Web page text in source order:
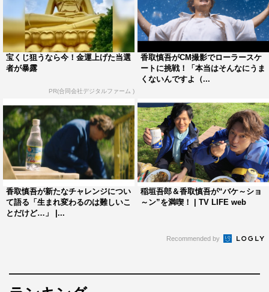
また、本編とは別に、香取の歌唱シーンのみの「レモスパ
サンバ 歌ってみた動画」も、「サントリー天然水」の公
式Twitterアカウントにて、9月16日（木）の夕方に公開予
定だ。
撮影時は本人役に加えて、「レモスパ」のボトル姿の「レ
モスパ慎吾ズ」のメンバーもすべて1人で演じた香取だ
それぞれの微妙なキャラクターや表情の違いを器用に演じ
でいたという。
宝くじ狙うなら今！金運上げた当選
者が暴露
PR(合同会社デジタルファーム )
香取慎吾がCM撮影でローラースケ
ートに挑戦！「本当はそんなにうま
くないんですよ（...
香取慎吾が新たなチャレンジについ
て語る「生まれ変わるのは難しいこ
とだけど…」 |...
稲垣吾郎＆香取慎吾が“バケ～ショ
～ン”を満喫！ | TV LIFE web
Recommended by